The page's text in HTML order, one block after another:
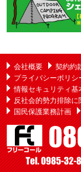
会社概要 契約約
プライバシーポリシ
情報セキュリティ基
反社会的勢力排除に
国民保護業務計画